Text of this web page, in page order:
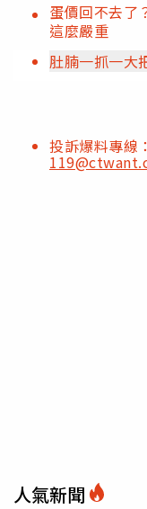
蛋價回不去
這麼嚴重
肚腩一抓一大
投訴爆料專線：
人氣新聞